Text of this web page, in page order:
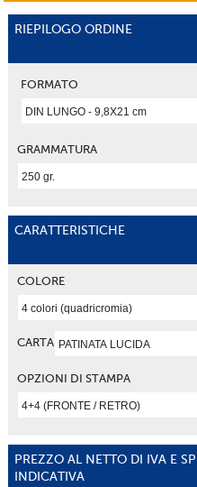
RIEPILOGO ORDINE
FORMATO
GRAMMATURA
CARATTERISTICHE
COLORE
CARTA
OPZIONI DI STAMPA
PREZZO AL NETTO DI IVA E
INDICATIVA